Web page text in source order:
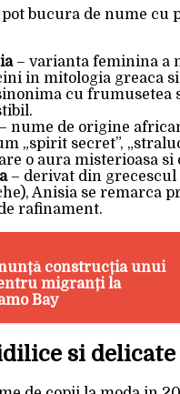
pot bucura de nume cu
– varianta feminina a
in mitologia greaca
cu frumusetea
nume de origine
„spirit secret”,
o aura misterioasa si
– derivat din grecescul
Anisia se remarca
rafinament.
construcția unui
migranți la
Bay
si delicate